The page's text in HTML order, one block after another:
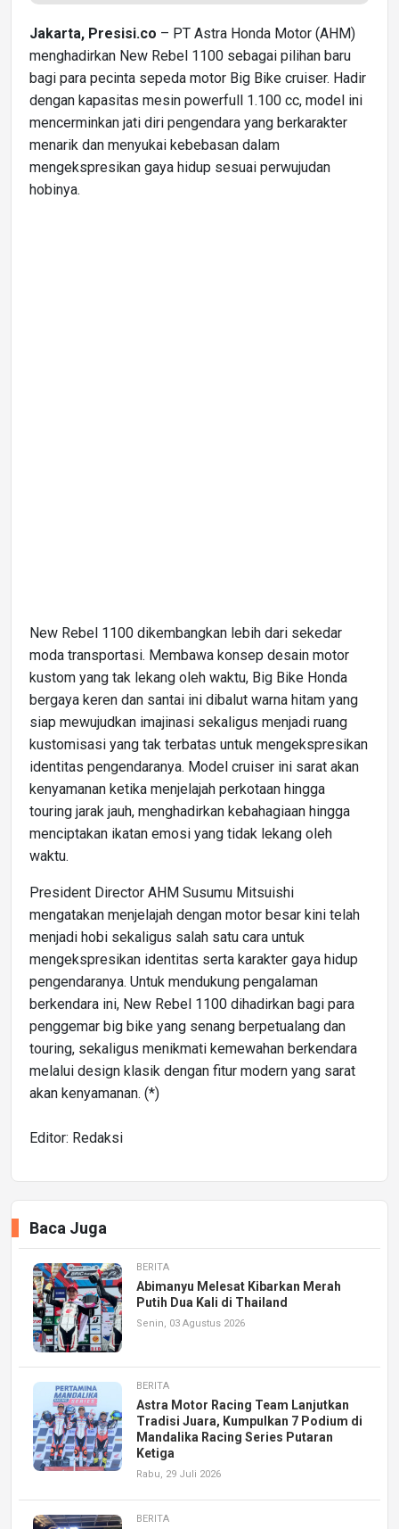
Jakarta, Presisi.co – PT Astra Honda Motor (AHM)
menghadirkan New Rebel 1100 sebagai pilihan baru
bagi para pecinta sepeda motor Big Bike cruiser. Hadir
dengan kapasitas mesin powerfull 1.100 cc, model ini
mencerminkan jati diri pengendara yang berkarakter
menarik dan menyukai kebebasan dalam
mengekspresikan gaya hidup sesuai perwujudan
hobinya.
New Rebel 1100 dikembangkan lebih dari sekedar
moda transportasi. Membawa konsep desain motor
kustom yang tak lekang oleh waktu, Big Bike Honda
bergaya keren dan santai ini dibalut warna hitam yang
siap mewujudkan imajinasi sekaligus menjadi ruang
kustomisasi yang tak terbatas untuk mengekspresikan
identitas pengendaranya. Model cruiser ini sarat akan
kenyamanan ketika menjelajah perkotaan hingga
touring jarak jauh, menghadirkan kebahagiaan hingga
menciptakan ikatan emosi yang tidak lekang oleh
waktu.
President Director AHM Susumu Mitsuishi
mengatakan menjelajah dengan motor besar kini telah
menjadi hobi sekaligus salah satu cara untuk
mengekspresikan identitas serta karakter gaya hidup
pengendaranya. Untuk mendukung pengalaman
berkendara ini, New Rebel 1100 dihadirkan bagi para
penggemar big bike yang senang berpetualang dan
touring, sekaligus menikmati kemewahan berkendara
melalui design klasik dengan fitur modern yang sarat
akan kenyamanan. (*)
Editor: Redaksi
Baca Juga
BERITA
Abimanyu Melesat Kibarkan Merah
Putih Dua Kali di Thailand
Senin, 03 Agustus 2026
BERITA
Astra Motor Racing Team Lanjutkan
Tradisi Juara, Kumpulkan 7 Podium di
Mandalika Racing Series Putaran
Ketiga
Rabu, 29 Juli 2026
BERITA